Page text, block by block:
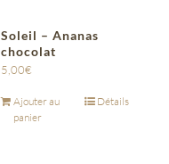
Soleil – Ananas
chocolat
5,00€
Ajouter au
panier
Détails